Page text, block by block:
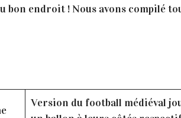
bon endroit ! Nous avons compilé
Version du football médiéval